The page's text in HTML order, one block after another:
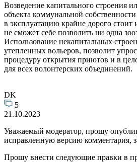
Возведение капитального строения
объекта коммунальной
в эксплуатацию крайне дорого
не сможет себе позволить ни одна
Использование некапитальных
утепленных вольеров, позволит
процедуру открытия приютов и в
для всех волонтерских объединений.
DK
5
21.10.2023
Уважаемый модератор, прошу
исправленную версию комментария,
Прошу внести следующие правки в